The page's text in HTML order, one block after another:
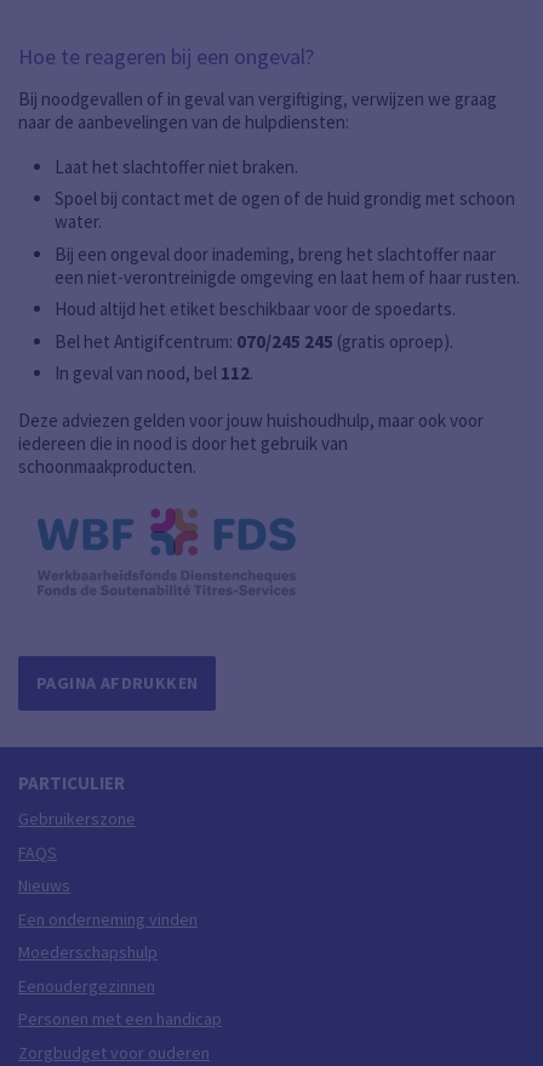
Hoe te reageren bij een ongeval?
Bij noodgevallen of in geval van vergiftiging, verwijzen we graag
naar de aanbevelingen van de hulpdiensten:
Laat het slachtoffer niet braken.
Spoel bij contact met de ogen of de huid grondig met schoon
water.
Bij een ongeval door inademing, breng het slachtoffer naar
een niet-verontreinigde omgeving en laat hem of haar rusten.
Houd altijd het etiket beschikbaar voor de spoedarts.
Bel het Antigifcentrum: 070/245 245 (gratis oproep).
In geval van nood, bel 112.
Deze adviezen gelden voor jouw huishoudhulp, maar ook voor
iedereen die in nood is door het gebruik van
schoonmaakproducten.
PAGINA AFDRUKKEN
PARTICULIER
Gebruikerszone
FAQS
Nieuws
Een onderneming vinden
Moederschapshulp
Eenoudergezinnen
Personen met een handicap
Zorgbudget voor ouderen